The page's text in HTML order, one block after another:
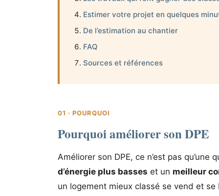
Estimer votre projet en quelques
De l’estimation au chantier
FAQ
Sources et références
01 · POURQUOI
Pourquoi améliorer son DPE
Améliorer son DPE, ce n’est pas qu’une
d’énergie plus basses et un meilleur
un logement mieux classé se vend et